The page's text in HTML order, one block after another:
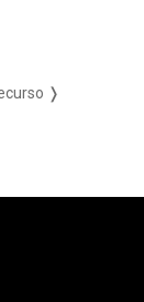
❭